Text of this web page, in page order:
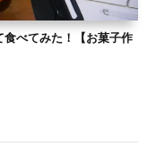
べてみた！【お菓子作